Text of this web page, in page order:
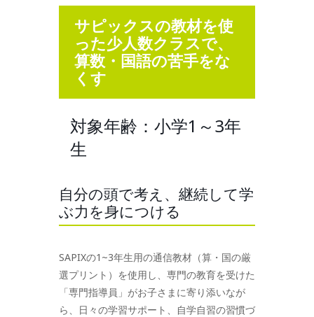
サピックスの教材を使
った少人数クラスで、
算数・国語の苦手をな
くす
対象年齢：小学1～3年
生
自分の頭で考え、継続して学
ぶ力を身につける
SAPIXの1~3年生用の通信教材（算・国の厳
選プリント）を使用し、専門の教育を受けた
「専門指導員」がお子さまに寄り添いなが
ら、日々の学習サポート、自学自習の習慣づ